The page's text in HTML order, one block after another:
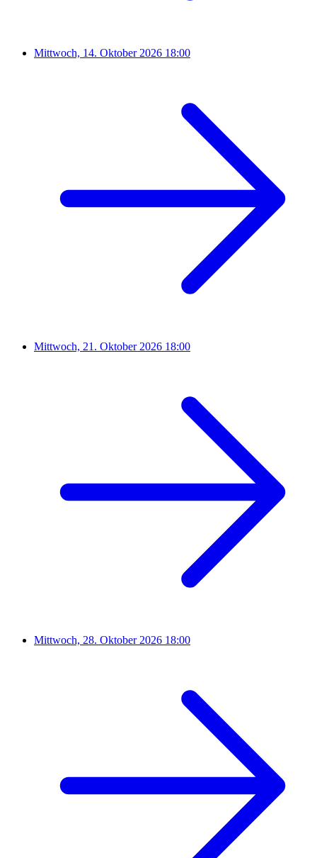
Mittwoch, 14. Oktober 2026 18:00
Mittwoch, 21. Oktober 2026 18:00
Mittwoch, 28. Oktober 2026 18:00